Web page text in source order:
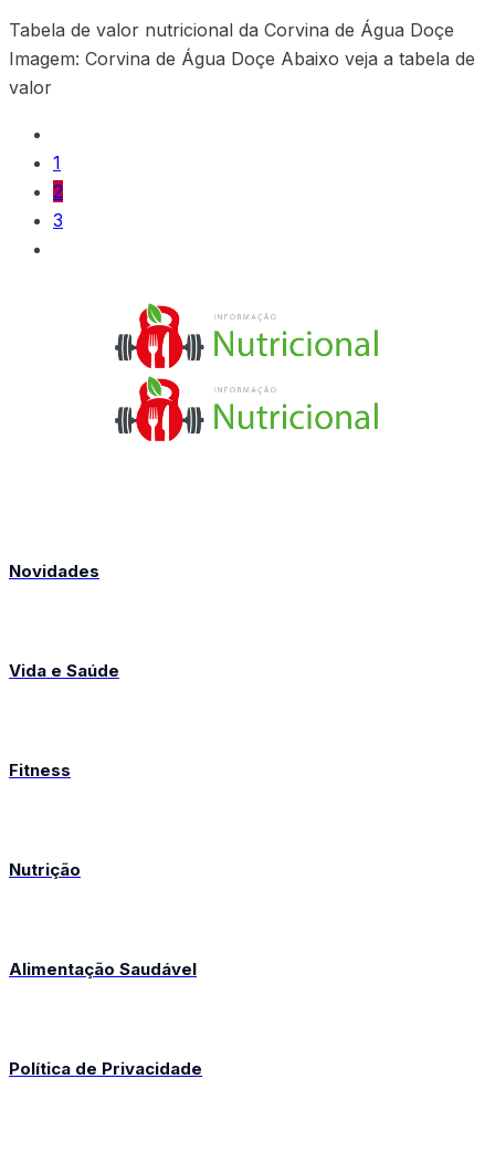
Tabela de valor nutricional da Corvina de Água Doçe
Imagem: Corvina de Água Doçe Abaixo veja a tabela de
valor
1
2
3
Novidades
Vida e Saúde
Fitness
Nutrição
Alimentação Saudável
Política de Privacidade